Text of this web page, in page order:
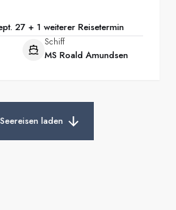
27 + 1 weiterer Reisetermin
Schiff
MS Roald Amundsen
laden